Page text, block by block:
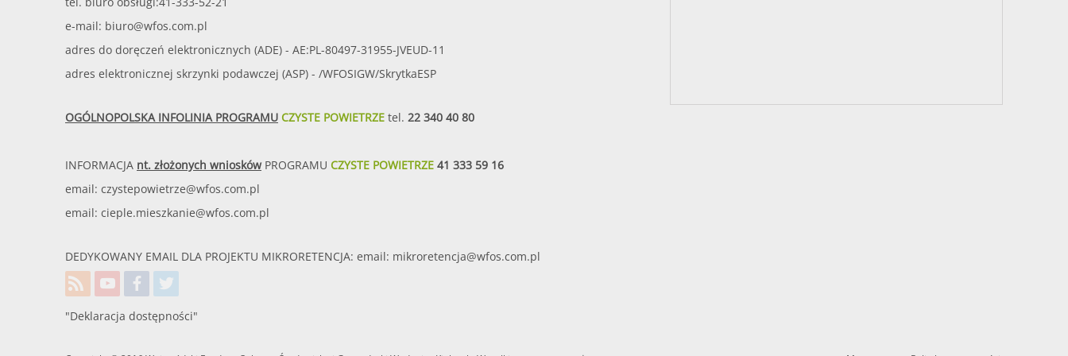
e-mail: biuro@wfos.com.pl
adres do doręczeń elektronicznych (ADE) - AE:PL-80497-31955-JVEUD-11
adres elektronicznej skrzynki podawczej (ASP) - /WFOSIGW/SkrytkaESP
OGÓLNOPOLSKA INFOLINIA PROGRAMU CZYSTE POWIETRZE tel. 22 340 40 80
INFORMACJA nt. złożonych wniosków PROGRAMU CZYSTE POWIETRZE 41 333 59 16
email: czystepowietrze@wfos.com.pl
email: cieple.mieszkanie@wfos.com.pl
DEDYKOWANY EMAIL DLA PROJEKTU MIKRORETENCJA: email: mikroretencja@wfos.com.pl
"Deklaracja dostępności"